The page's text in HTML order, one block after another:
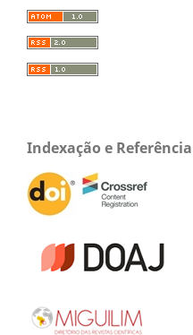
Indexação e Referência